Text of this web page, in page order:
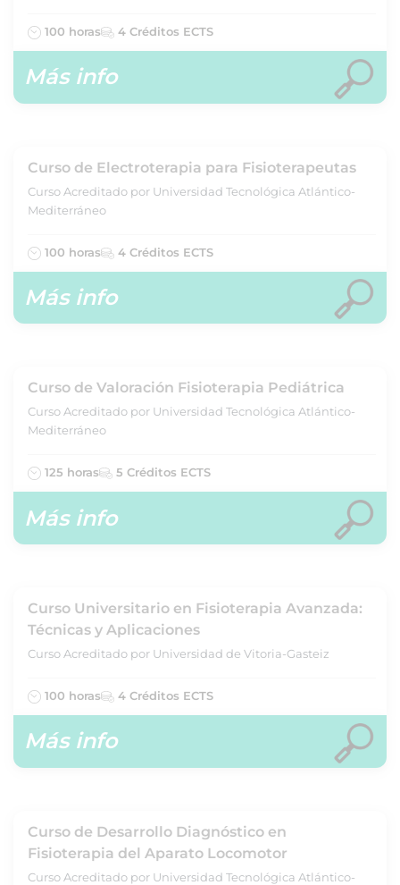
100 horas 4 Créditos ECTS
Más info
Curso de Electroterapia para Fisioterapeutas
Curso Acreditado por Universidad Tecnológica Atlántico-
Mediterráneo
100 horas 4 Créditos ECTS
Más info
Curso de Valoración Fisioterapia Pediátrica
Curso Acreditado por Universidad Tecnológica Atlántico-
Mediterráneo
125 horas 5 Créditos ECTS
Más info
Curso Universitario en Fisioterapia Avanzada:
Técnicas y Aplicaciones
Curso Acreditado por Universidad de Vitoria-Gasteiz
100 horas 4 Créditos ECTS
Más info
Curso de Desarrollo Diagnóstico en
Fisioterapia del Aparato Locomotor
Curso Acreditado por Universidad Tecnológica Atlántico-